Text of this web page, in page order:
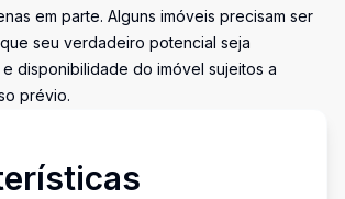
em parte. Alguns imóveis precisam ser
seu verdadeiro potencial seja
disponibilidade do imóvel sujeitos a
prévio.